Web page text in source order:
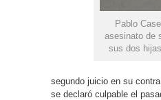
Pablo
asesinato de
sus dos
segundo juicio en su
se declaró culpable el